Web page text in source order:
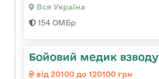
Вся Україна
154 ОМБр
Бойовий медик взводу
від 20100 до 120100 грн